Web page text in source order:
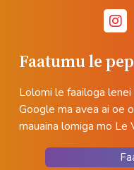
Faatumu le
Lolomi le faailoga
Google ma avea ai oe
mauaina lomiga mo Le